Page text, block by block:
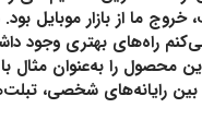
ما از بازار موبایل
راه‌های بهتری وجود
محصول را به‌عنوان مثال
بین رایانه‌های شخصی،